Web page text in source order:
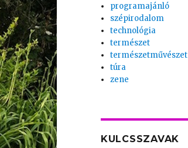
programajánló
szépirodalom
technológia
természet
természetművészet
túra
zene
KULCSSZAVAK